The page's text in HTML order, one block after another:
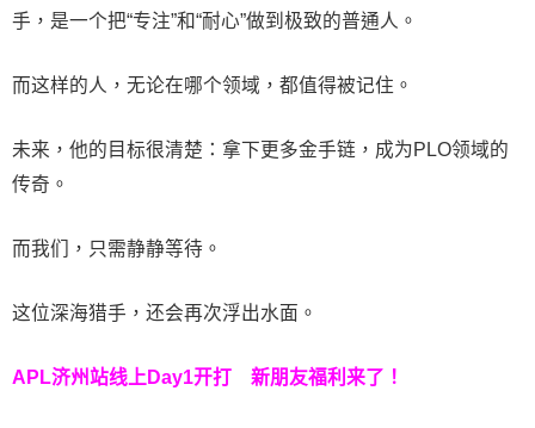
手，是一个把“专注”和“耐心”做到极致的普通人。
而这样的人，无论在哪个领域，都值得被记住。
未来，他的目标很清楚：拿下更多金手链，成为PLO领域的
传奇。
而我们，只需静静等待。
这位深海猎手，还会再次浮出水面。
APL济州站线上Day1开打 新朋友福利来了！